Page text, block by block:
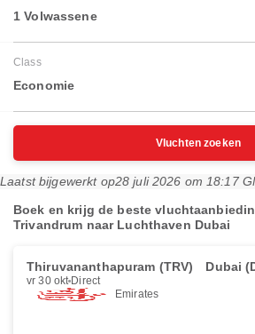
1 Volwassene
Class
Economie
Vluchten zoeken
Laatst bijgewerkt op28 juli 2026 om 18:17
Boek en krijg de beste
Trivandrum naar Luchthaven Dubai
Thiruvananthapuram (TRV) Dubai
vr 30 okt Direct
Emirates